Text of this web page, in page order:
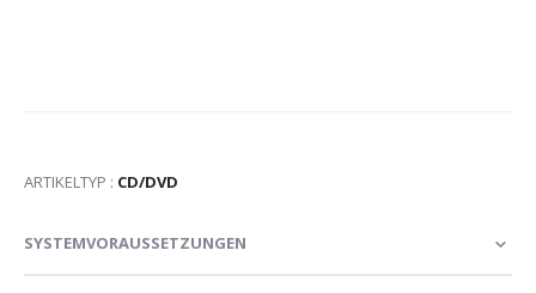
ARTIKELTYP : CD/DVD
SYSTEMVORAUSSETZUNGEN